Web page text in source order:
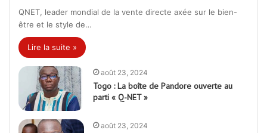
QNET, leader mondial de la vente directe axée sur le bien-
être et le style de…
Lire la suite »
août 23, 2024
Togo : La boîte de Pandore ouverte au
parti « Q-NET »
août 23, 2024